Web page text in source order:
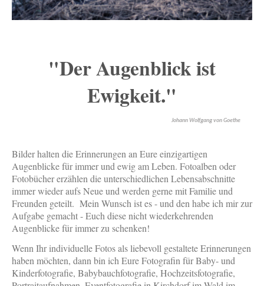
"Der Augenblick ist
Ewigkeit."
Johann Wolfgang von Goethe
Bilder halten die Erinnerungen an Eure einzigartigen
Augenblicke für immer und ewig am Leben. Fotoalben oder
Fotobücher erzählen die unterschiedlichen Lebensabschnitte
immer wieder aufs Neue und werden gerne mit Familie und
Freunden geteilt. Mein Wunsch ist es - und den habe ich mir zur
Aufgabe gemacht - Euch diese nicht wiederkehrenden
Augenblicke für immer zu schenken!
Wenn Ihr individuelle Fotos als liebevoll gestaltete Erinnerungen
haben möchten, dann bin ich Eure Fotografin für Baby- und
Kinderfotografie, Babybauchfotografie, Hochzeitsfotografie,